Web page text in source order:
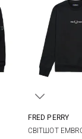
FRED PERRY
СВІТШОТ